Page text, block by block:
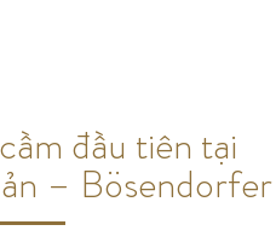
đầu tiên tại
– Bösendorfer